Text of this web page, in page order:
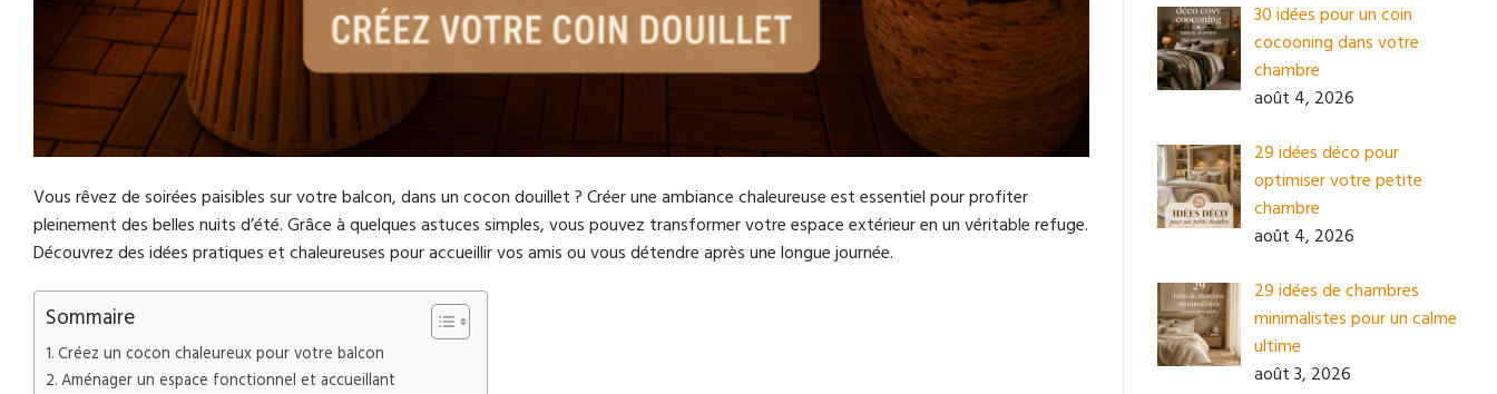
Vous rêvez de soirées paisibles sur votre balcon, dans un cocon douillet ? Créer une ambiance chaleureuse est essentiel pour profiter
pleinement des belles nuits d’été. Grâce à quelques astuces simples, vous pouvez transformer votre espace extérieur en un véritable refuge.
Découvrez des idées pratiques et chaleureuses pour accueillir vos amis ou vous détendre après une longue journée.
Sommaire
Créez un cocon chaleureux pour votre balcon
Aménager un espace fonctionnel et accueillant
30 idées pour un coin
cocooning dans votre
chambre
août 4, 2026
29 idées déco pour
optimiser votre petite
chambre
août 4, 2026
29 idées de chambres
minimalistes pour un calme
ultime
août 3, 2026